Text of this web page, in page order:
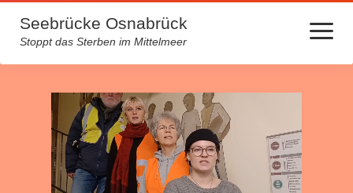
Seebrücke Osnabrück
Stoppt das Sterben im Mittelmeer
Menü
öffnen
Startseite
Lager machen krank
Über uns
Kontakt